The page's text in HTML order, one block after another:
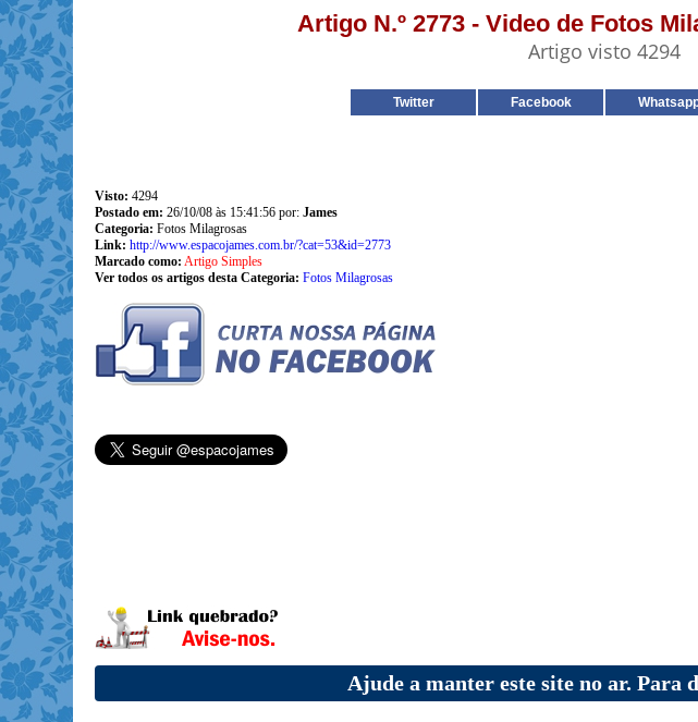
Artigo N.º 2773 - Video de Fotos
Artigo visto 4294
Twitter Facebook
Visto: 4294
Postado em: 26/10/08 às 15:41:56 por: James
Categoria: Fotos Milagrosas
Link: http://www.espacojames.com.br/?cat=53&id=2773
Marcado como: Artigo Simples
Ver todos os artigos desta Categoria: Fotos Milagrosas
Ajude a manter este site no ar. Para